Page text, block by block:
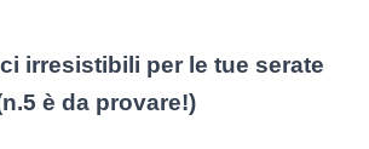
irresistibili per le tue serate
è da provare!)